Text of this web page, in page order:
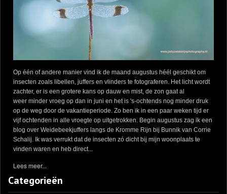
Op één of andere manier vind ik de maand augustus héél geschikt om
insecten zoals libellen, juffers en vlinders te fotograferen. Het licht wordt
zachter, er is een grotere kans op dauw en mist, de zon gaat al
weer minder vroeg op dan in juni en het is 's-ochtends nog minder druk
op de weg door de vakantieperiode. Zo ben ik in een paar weken tijd er
vijf ochtenden in alle vroegte op uitgetrokken. Begin augustus zag ik een
blog over Weidebeekjuffers langs de Kromme Rijn bij Bunnik van Corrie
Schalij. Ik was verrukt dat de insecten zó dicht bij mijn woonplaats te
vinden waren en heb direct...
Lees meer...
Categorieën